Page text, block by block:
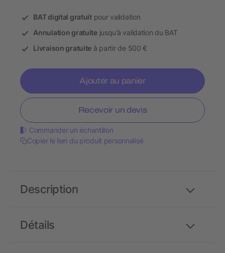
BAT digital gratuitpour validation
Annulation gratuitejusqu’à validation du BAT
Livraison gratuite à partir de 500 €
Ajouter au panier
Recevoir un devis
Commander un échantillon
Copier le lien du produit personnalisé
Détails
Description